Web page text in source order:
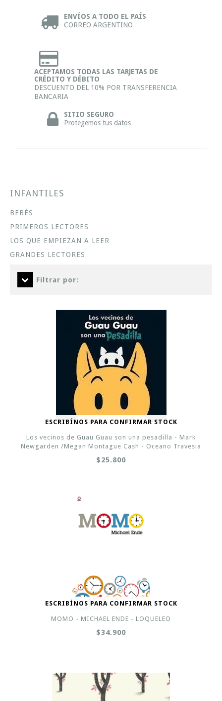
ENVÍOS A TODO EL PAÍS
CORREO ARGENTINO
ACEPTAMOS TODAS LAS TARJETAS DE
CRÉDITO Y DÉBITO
DESCUENTO DEL 10% POR TRANSFERENCIA
BANCARIA
SITIO SEGURO
Protegemos tus datos
INFANTILES
BEBÉS
PRIMEROS LECTORES
LOS QUE EMPIEZAN A LEER
GRANDES LECTORES
Filtrar por:
ESCRIBÍNOS PARA CONFIRMAR STOCK
Los vecinos de Guau Guau son una pesadilla - Mark
Newgarden /Megan Montague Cash - Oceano Travesia
$25.800
ESCRIBÍNOS PARA CONFIRMAR STOCK
MOMO - MICHAEL ENDE - LOQUELEO
$34.900